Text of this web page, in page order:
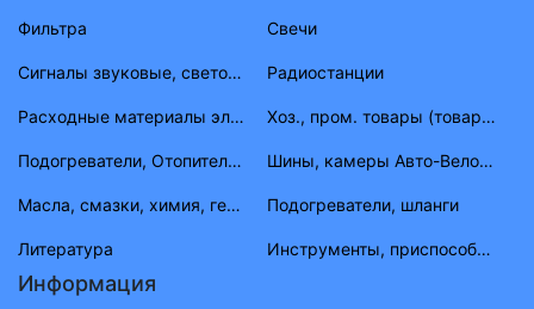
Фильтра Свечи
Сигналы звуковые, световые Радиостанции
Расходные материалы электрика Хоз., пром. товары (товары народного потребления)
Подогреватели, Отопители, шланги, штуцера, тройники Шины, камеры Авто-Вело-Мото
Масла, смазки, химия, герметик, тосолы Подогреватели, шланги
Литература Инструменты, приспособления, приборы
Информация